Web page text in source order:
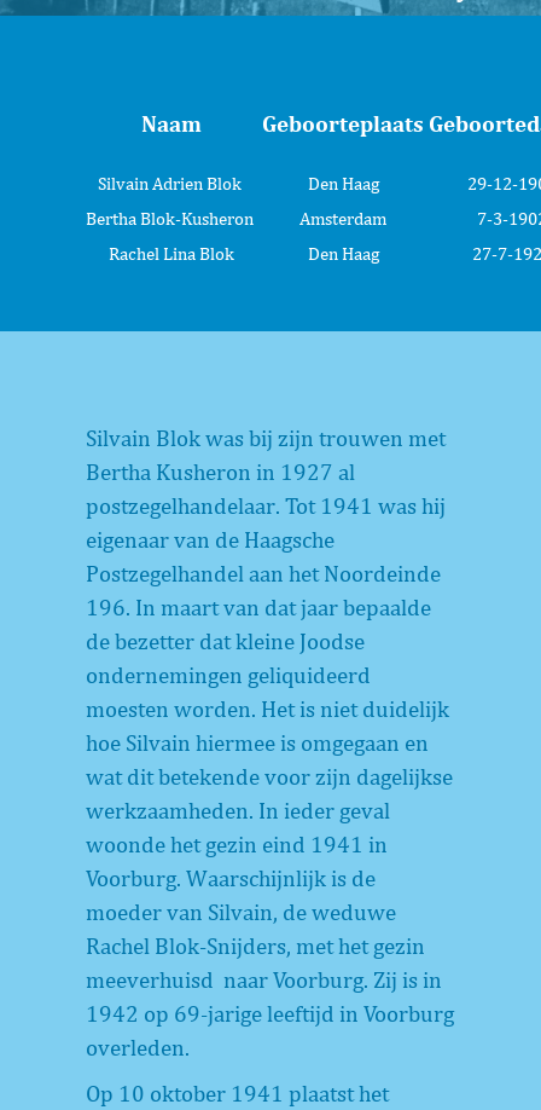
Naam Geboorteplaats
Silvain Adrien Blok Den Haag
29-12-
Bertha Blok-Kusheron
Amsterdam
7-3-
Rachel Lina Blok
Den Haag 27-7-
Silvain Blok was bij zijn trouwen met
Bertha Kusheron in 1927 al
postzegelhandelaar. Tot 1941 was hij
eigenaar van de Haagsche
Postzegelhandel aan het Noordeinde
196. In maart van dat jaar bepaalde
de bezetter dat kleine Joodse
ondernemingen geliquideerd
moesten worden. Het is niet duidelijk
hoe Silvain hiermee is omgegaan en
wat dit betekende voor zijn dagelijkse
werkzaamheden. In ieder geval
woonde het gezin eind 1941 in
Voorburg. Waarschijnlijk is de
moeder van Silvain, de weduwe
Rachel Blok-Snijders, met het gezin
meeverhuisd naar Voorburg. Zij is in
1942 op 69-jarige leeftijd in Voorburg
overleden.
Op 10 oktober 1941 plaatst het